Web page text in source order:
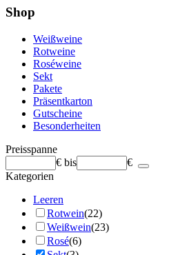
Shop
Weißweine
Rotweine
Roséweine
Sekt
Pakete
Präsentkarton
Gutscheine
Besonderheiten
Preisspanne
€ bis
€
Kategorien
Leeren
Rotwein(22)
Weißwein(23)
Rosé(6)